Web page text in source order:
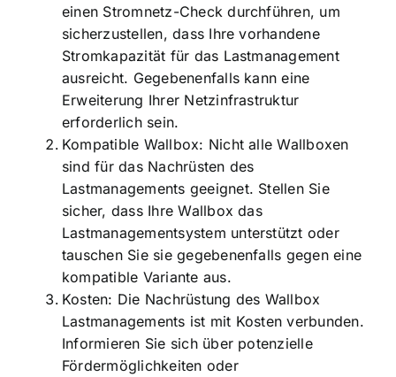
einen Stromnetz-Check durchführen, um
sicherzustellen, dass Ihre vorhandene
Stromkapazität für das Lastmanagement
ausreicht. Gegebenenfalls kann eine
Erweiterung Ihrer Netzinfrastruktur
erforderlich sein.
Kompatible Wallbox: Nicht alle Wallboxen
sind für das Nachrüsten des
Lastmanagements geeignet. Stellen Sie
sicher, dass Ihre Wallbox das
Lastmanagementsystem unterstützt oder
tauschen Sie sie gegebenenfalls gegen eine
kompatible Variante aus.
Kosten: Die Nachrüstung des Wallbox
Lastmanagements ist mit Kosten verbunden.
Informieren Sie sich über potenzielle
Fördermöglichkeiten oder